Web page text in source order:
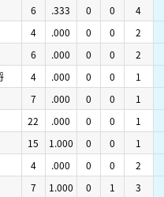
6 .333 0 0 4
4 .000 0 0 2
6 .000 0 0 2
4 .000 0 0 1
7 .000 0 0 1
22 .000 0 0 1
15 1.000 0 0 1
4 .000 0 0 2
6 .333 0 0 4
4 .000 0 0 2
6 .000 0 0 2
4 .000 0 0 1
7 .000 0 0 1
22 .000 0 0 1
15 1.000 0 0 1
4 .000 0 0 2
6 .333 0 0 4
4 .000 0 0 2
6 .000 0 0 2
4 .000 0 0 1
7 .000 0 0 1
22 .000 0 0 1
15 1.000 0 0 1
4 .000 0 0 2
7 1.000 0 1 3
6 .333 0 0 4
4 .000 0 0 2
6 .000 0 0 2
4 .000 0 0 1
7 .000 0 0 1
22 .000 0 0 1
15 1.000 0 0 1
4 .000 0 0 2
7 1.000 0 1 3